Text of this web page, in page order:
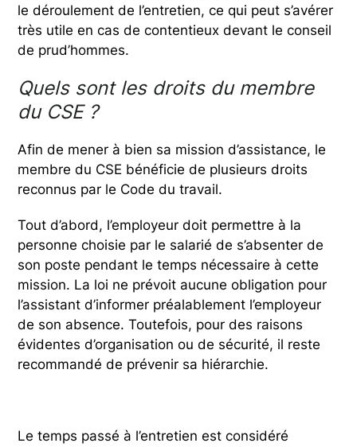
le déroulement de l’entretien, ce qui peut s’avérer
très utile en cas de contentieux devant le conseil
de prud’hommes.
Quels sont les droits du membre
du CSE ?
Afin de mener à bien sa mission d’assistance, le
membre du CSE bénéficie de plusieurs droits
reconnus par le Code du travail.
Tout d’abord, l’employeur doit permettre à la
personne choisie par le salarié de s’absenter de
son poste pendant le temps nécessaire à cette
mission. La loi ne prévoit aucune obligation pour
l’assistant d’informer préalablement l’employeur
de son absence. Toutefois, pour des raisons
évidentes d’organisation ou de sécurité, il reste
recommandé de prévenir sa hiérarchie.
Le temps passé à l’entretien est considéré